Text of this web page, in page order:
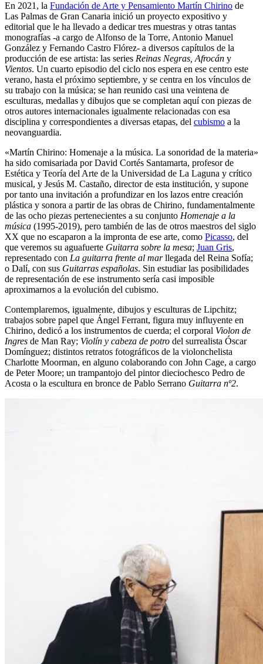
En 2021, la Fundación de Arte y Pensamiento Martín Chirino de
Las Palmas de Gran Canaria inició un proyecto expositivo y
editorial que le ha llevado a dedicar tres muestras y otras tantas
monografías -a cargo de Alfonso de la Torre, Antonio Manuel
González y Fernando Castro Flórez- a diversos capítulos de la
producción de ese artista: las series Reinas Negras, Afrocán y
Vientos. Un cuarto episodio del ciclo nos espera en ese centro este
verano, hasta el próximo septiembre, y se centra en los vínculos de
su trabajo con la música; se han reunido casi una veintena de
esculturas, medallas y dibujos que se completan aquí con piezas de
otros autores internacionales igualmente relacionadas con esa
disciplina y correspondientes a diversas etapas, del cubismo a la
neovanguardia.
«Martín Chirino: Homenaje a la música. La sonoridad de la materia»
ha sido comisariada por David Cortés Santamarta, profesor de
Estética y Teoría del Arte de la Universidad de La Laguna y crítico
musical, y Jesús M. Castaño, director de esta institución, y supone
por tanto una invitación a profundizar en los lazos entre creación
plástica y sonora a partir de las obras de Chirino, fundamentalmente
de las ocho piezas pertenecientes a su conjunto Homenaje a la
música (1995-2019), pero también de las de otros maestros del siglo
XX que no escaparon a la impronta de ese arte, como Picasso, del
que veremos su aguafuerte Guitarra sobre la mesa; Juan Gris,
representado con La guitarra frente al marllegada del Reina Sofía;
o Dalí, con sus Guitarras españolas. Sin estudiar las posibilidades
de representación de ese instrumento sería casi imposible
aproximarnos a la evolución del cubismo.
Contemplaremos, igualmente, dibujos y esculturas de Lipchitz;
trabajos sobre papel que Ángel Ferrant, figura muy influyente en
Chirino, dedicó a los instrumentos de cuerda; el corporal Violon de
Ingres de Man Ray; Violín y cabeza de potro del surrealista Óscar
Domínguez; distintos retratos fotográficos de la violonchelista
Charlotte Moorman, en alguno colaborando con John Cage, a cargo
de Peter Moore; un trampantojo del pintor dieciochesco Pedro de
Acosta o la escultura en bronce de Pablo Serrano Guitarra nº2.